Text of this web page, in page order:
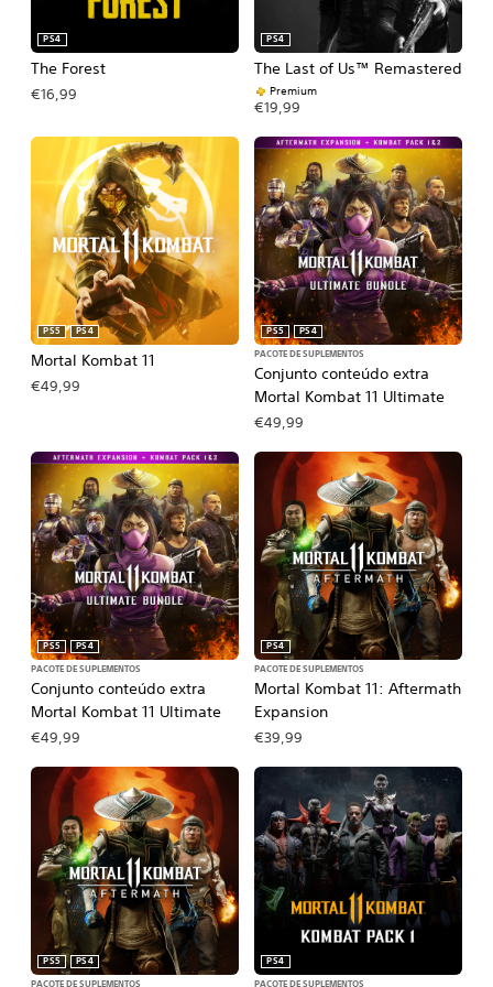
The Forest
PS4
€16,99
The Last of Us™ Remastered
PS4
Premium
€19,99
Mortal Kombat 11
PS5 PS4
€49,99
Conjunto conteúdo extra
Mortal Kombat 11 Ultimate
PS5
PS4
PACOTE DE SUPLEMENTOS
€49,99
Conjunto conteúdo extra
Mortal Kombat 11 Ultimate
PS5
PS4
PACOTE DE SUPLEMENTOS
€49,99
Mortal Kombat 11: Aftermath
Expansion
PS4
PACOTE DE SUPLEMENTOS
€39,99
PS5
PS4
PS4